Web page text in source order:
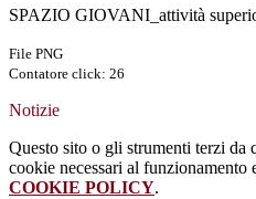
SPAZIO GIOVANI_attività
File PNG
Contatore click: 26
Notizie
Questo sito o gli strumenti terzi da
cookie necessari al
COOKIE POLICY.